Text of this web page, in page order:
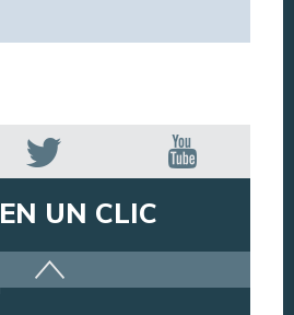
EN UN CLIC